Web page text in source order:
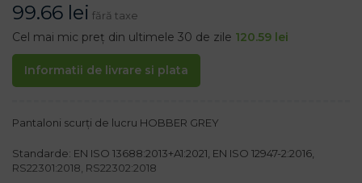
99.66 lei fără taxe
Cel mai mic preț din ultimele 30 de zile 120.59 lei
Informatii de livrare si plata
Pantaloni scurți de lucru HOBBER GREY
Standarde: EN ISO 13688:2013+A1:2021, EN ISO 12947-2:2016,
RS22301:2018, RS22302:2018